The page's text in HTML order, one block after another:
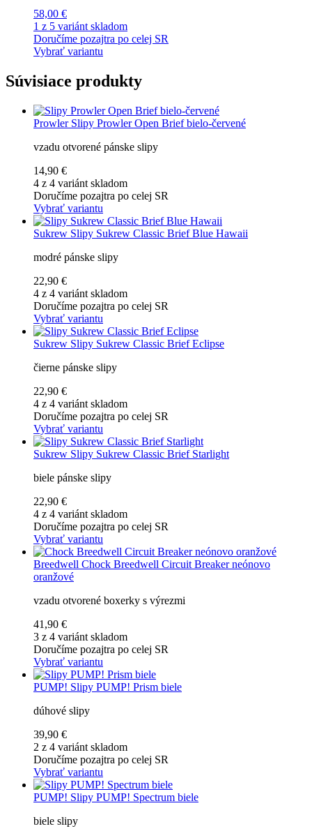
58,00 €
1 z 5 variánt skladom
Doručíme pozajtra po celej SR
Vybrať variantu
Súvisiace produkty
Prowler Slipy Prowler Open Brief bielo-červené
vzadu otvorené pánske slipy
14,90 €
4 z 4 variánt skladom
Doručíme pozajtra po celej SR
Vybrať variantu
Sukrew Slipy Sukrew Classic Brief Blue Hawaii
modré pánske slipy
22,90 €
4 z 4 variánt skladom
Doručíme pozajtra po celej SR
Vybrať variantu
Sukrew Slipy Sukrew Classic Brief Eclipse
čierne pánske slipy
22,90 €
4 z 4 variánt skladom
Doručíme pozajtra po celej SR
Vybrať variantu
Sukrew Slipy Sukrew Classic Brief Starlight
biele pánske slipy
22,90 €
4 z 4 variánt skladom
Doručíme pozajtra po celej SR
Vybrať variantu
Breedwell Chock Breedwell Circuit Breaker neónovo
oranžové
vzadu otvorené boxerky s výrezmi
41,90 €
3 z 4 variánt skladom
Doručíme pozajtra po celej SR
Vybrať variantu
PUMP! Slipy PUMP! Prism biele
dúhové slipy
39,90 €
2 z 4 variánt skladom
Doručíme pozajtra po celej SR
Vybrať variantu
PUMP! Slipy PUMP! Spectrum biele
biele slipy